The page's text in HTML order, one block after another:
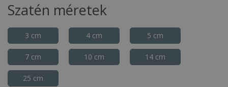
Szatén méretek
3 cm 4 cm 5 cm
7 cm 10 cm 14 cm
25 cm